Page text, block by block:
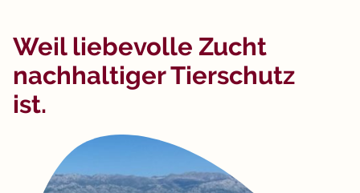
Weil liebevolle Zucht
nachhaltiger Tierschutz
ist.